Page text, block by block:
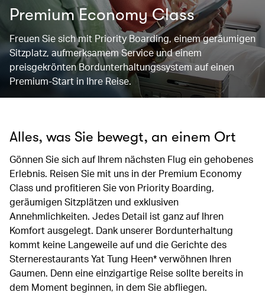
Premium Economy Class
Freuen Sie sich mit Priority Boarding, einem geräumigen
Sitzplatz, aufmerksamem Service und einem
preisgekrönten Bordunterhaltungssystem auf einen
Premium-Start in Ihre Reise.
Alles, was Sie bewegt, an einem Ort
Gönnen Sie sich auf Ihrem nächsten Flug ein gehobenes
Erlebnis. Reisen Sie mit uns in der Premium Economy
Class und profitieren Sie von Priority Boarding,
geräumigen Sitzplätzen und exklusiven
Annehmlichkeiten. Jedes Detail ist ganz auf Ihren
Komfort ausgelegt. Dank unserer Bordunterhaltung
kommt keine Langeweile auf und die Gerichte des
Sternerestaurants Yat Tung Heen* verwöhnen Ihren
Gaumen. Denn eine einzigartige Reise sollte bereits in
dem Moment beginnen, in dem Sie abfliegen.